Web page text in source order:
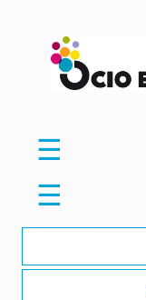
☰
☰